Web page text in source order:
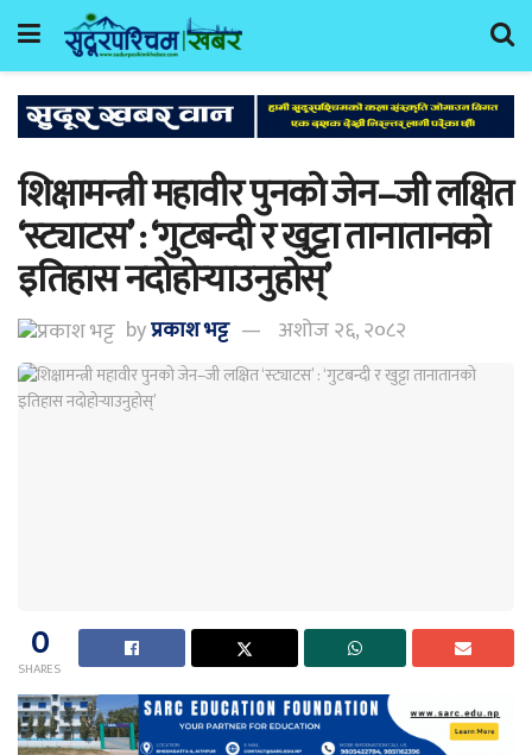
शिक्षामन्त्री महावीर पुनको जेन–जी लक्षित
‘स्ट्याटस’ : ‘गुटबन्दी र खुट्टा तानातानको
इतिहास नदोहोर्‍याउनुहोस्’
byप्रकाश भट्ट अशोज २६, २०८२
0
SHARES